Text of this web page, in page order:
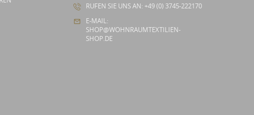
RUFEN SIE UNS AN: +49 (0) 3745-222170
E-MAIL:
SHOP@WOHNRAUMTEXTILIEN-
SHOP.DE